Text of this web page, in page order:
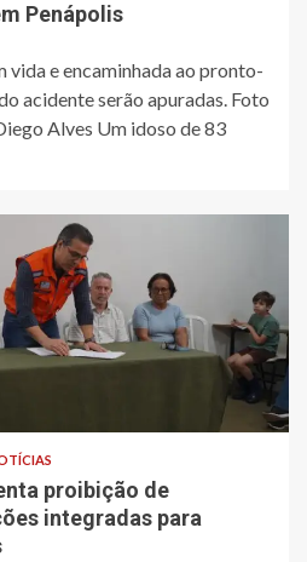
Penápolis
e encaminhada ao pronto-
acidente serão apuradas. Foto
Alves Um idoso de 83
proibição de
integradas para